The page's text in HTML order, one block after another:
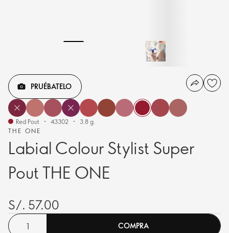
THE ONE
Labial Colour Stylist Super
Pout THE ONE
PRUÉBATELO
Red Pout 43302 3.8 g.
S/. 57.00
COMPRA